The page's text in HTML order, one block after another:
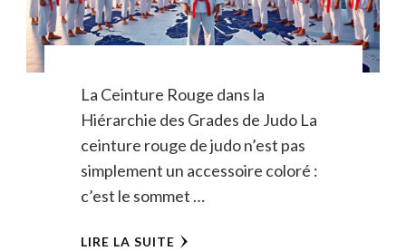
La Ceinture Rouge dans la
Hiérarchie des Grades de Judo La
ceinture rouge de judo n’est pas
simplement un accessoire coloré :
c’est le sommet …
LIRE LA SUITE